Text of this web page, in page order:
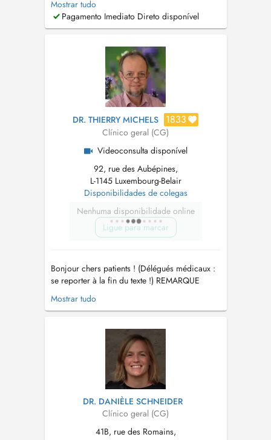
Lundi au Vendredi. Si je ne réponds pas
veuillez laisser un message et je vous
Conformément aux dispositions prévues par la
loi, un RDV non ...
Mostrar tudo
Pagamento Imediato Direto disponível
DR. THIERRY MICHELS 1833
Clínico geral (CG)
Videoconsulta disponível
92, rue des Aubépines,
L-1145 Luxembourg-Belair
Disponibilidades de colegas
Nenhuma disponibilidade online
Ligue para marcar
Bonjour chers patients ! (Délégués médicaux :
se reporter à la fin du texte !) REMARQUE
IMPORTANTE : PAS DE TELE-VIDEO-
CONSULTATIONS POUR DES NOUVEAUX
10 heures du matin et 16 heures. Si je ne
réponds pas entre 12h30 et 14 heures, c'est
Mostrar tudo
DR. DANIÈLE SCHNEIDER
Clínico geral (CG)
41B, rue des Romains,